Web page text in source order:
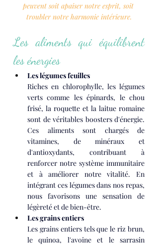
peuvent soit apaiser notre esprit, soit
troubler notre harmonie intérieure.
Les aliments qui équilibrent
les énergies
Les légumes feuilles
Riches en chlorophylle, les légumes
verts comme les épinards, le chou
frisé, la roquette et la laitue romaine
sont de véritables boosters d'énergie.
Ces aliments sont chargés de
vitamines, de minéraux et
d'antioxydants, contribuant à
renforcer notre système immunitaire
et à améliorer notre vitalité. En
intégrant ces légumes dans nos repas,
nous favorisons une sensation de
légèreté et de bien-être.
Les grains entiers
Les grains entiers tels que le riz brun,
le quinoa, l'avoine et le sarrasin